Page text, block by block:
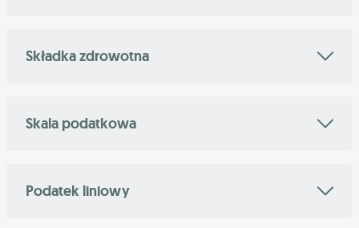
Składka zdrowotna
Skala podatkowa
Podatek liniowy